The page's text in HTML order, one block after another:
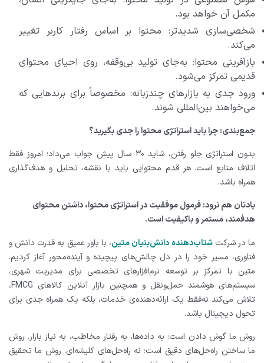
مکمل آن خواهد بود.
شخصی‌سازی شدیدتر: محتوا بر اساس رفتار کاربر تغییر
می‌کند.
بازآفرینی محتوا: به‌جای تولید بی‌وقفه، روی احیای محتوای
قدیمی تمرکز می‌شود.
ورود جدی به بازارهای چندزبانه: مخصوصاً برای برندهایی که
می‌خواهند بین‌المللی شوند.
جمع‌بندی: چرا باید استراتژی محتوا را جدی بگیرید؟
بدون استراتژی جلو رفتن، شاید ۳۰ سال پیش جواب می‌داد؛ امروز فقط
اتلاف منابع است. هر قدم محتوایی باید با نقشه، تحلیل و هدف‌گذاری
همراه باشد.
یادتان هم نرود: فرمول موفقیت در استراتژی محتوا، داشتن محتوای
هدفمند، مستمر و باکیفیت است.
ما در شرکتشتاب‌دهنده دانش‌بنیان متین، با باور عمیق به قدرت دانش و
فناوری، مسیر خود را در دل چالش‌های پیچیده و آینده‌محور آغاز کردیم.
متین با تمرکز بر توسعه نرم‌افزارهای تخصصی برای مدیریت شهری،
سیستم‌های هوشمند حمل‌ونقل و همچنین بازار آنلاین کالاهای FMCG،
تلاش می‌کند نه‌فقط یک ارائه‌دهنده‌ی خدمات، بلکه یک همراه جدی برای
تحول دیجیتال باشد.
روش ما گوش دادن است؛ به داده‌ها، به رفتار مخاطب، به نیاز بازار. روش
ما ساختن راه‌حل‌های دقیق است؛ نه راه‌حل‌های کلیشه‌ای. روش ما تحقیق